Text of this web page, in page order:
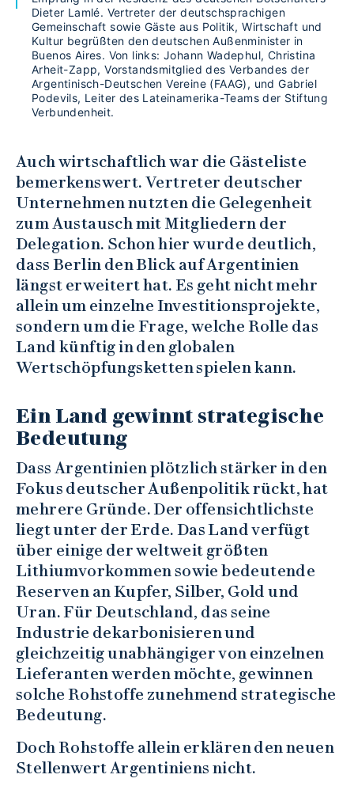
Dieter Lamlé. Vertreter der deutschsprachigen
Gemeinschaft sowie Gäste aus Politik, Wirtschaft und
Kultur begrüßten den deutschen Außenminister in
Buenos Aires. Von links: Johann Wadephul, Christina
Arheit-Zapp, Vorstandsmitglied des Verbandes der
Argentinisch-Deutschen Vereine (FAAG), und Gabriel
Podevils, Leiter des Lateinamerika-Teams der Stiftung
Verbundenheit.
Auch wirtschaftlich war die Gästeliste
bemerkenswert. Vertreter deutscher
Unternehmen nutzten die Gelegenheit
zum Austausch mit Mitgliedern der
Delegation. Schon hier wurde deutlich,
dass Berlin den Blick auf Argentinien
längst erweitert hat. Es geht nicht mehr
allein um einzelne Investitionsprojekte,
sondern um die Frage, welche Rolle das
Land künftig in den globalen
Wertschöpfungsketten spielen kann.
Ein Land gewinnt strategische
Bedeutung
Dass Argentinien plötzlich stärker in den
Fokus deutscher Außenpolitik rückt, hat
mehrere Gründe. Der offensichtlichste
liegt unter der Erde. Das Land verfügt
über einige der weltweit größten
Lithiumvorkommen sowie bedeutende
Reserven an Kupfer, Silber, Gold und
Uran. Für Deutschland, das seine
Industrie dekarbonisieren und
gleichzeitig unabhängiger von einzelnen
Lieferanten werden möchte, gewinnen
solche Rohstoffe zunehmend strategische
Bedeutung.
Doch Rohstoffe allein erklären den neuen
Stellenwert Argentiniens nicht.